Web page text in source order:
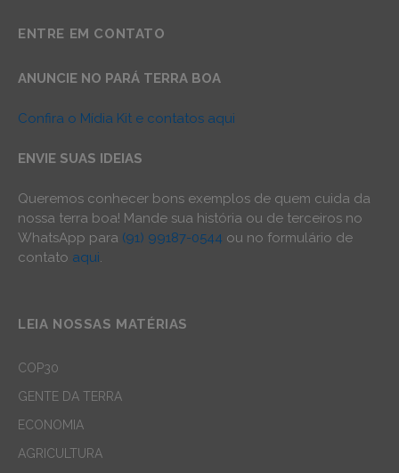
ENTRE EM CONTATO
ANUNCIE NO PARÁ TERRA BOA
Confira o Mídia Kit e contatos aqui
ENVIE SUAS IDEIAS
Queremos conhecer bons exemplos de quem cuida da
nossa terra boa! Mande sua história ou de terceiros no
WhatsApp para (91) 99187-0544 ou no formulário de
contato aqui.
LEIA NOSSAS MATÉRIAS
COP30
GENTE DA TERRA
ECONOMIA
AGRICULTURA